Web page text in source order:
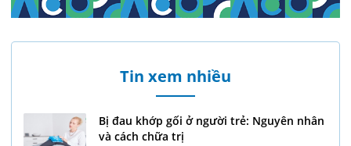
Tin xem nhiều
Bị đau khớp gối ở người trẻ: Nguyên nhân
và cách chữa trị